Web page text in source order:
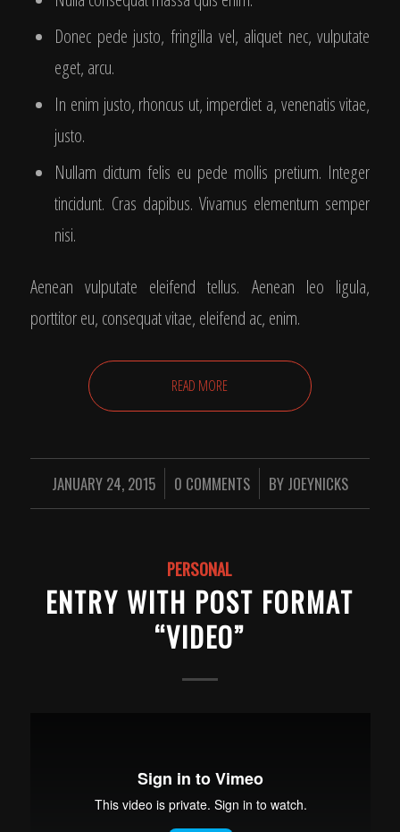
Donec pede justo, fringilla vel, aliquet nec, vulputate
eget, arcu.
In enim justo, rhoncus ut, imperdiet a, venenatis vitae,
justo.
Nullam dictum felis eu pede mollis pretium. Integer
tincidunt. Cras dapibus. Vivamus elementum semper
nisi.
Aenean vulputate eleifend tellus. Aenean leo ligula,
porttitor eu, consequat vitae, eleifend ac, enim.
READ MORE
JANUARY 24, 2015
/ 0 COMMENTS
/ BY JOEYNICKS
PERSONAL
ENTRY WITH POST FORMAT
“VIDEO”